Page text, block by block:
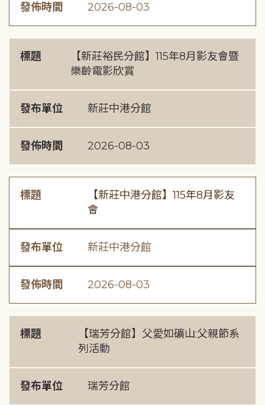
發佈時間 2026-08-03
標題
【新莊裕民分館】115年8月影友會暨
樂齡電影欣賞
發布單位 新莊中港分館
發佈時間 2026-08-03
標題
【新莊中港分館】115年8月影友
會
發布單位 新莊中港分館
發佈時間 2026-08-03
標題
【瑞芳分館】父愛如礦山:父親節系
列活動
發布單位 瑞芳分館